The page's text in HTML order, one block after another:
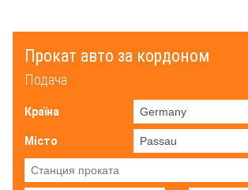
Прокат авто за кордоном
Подача
Країна
Місто